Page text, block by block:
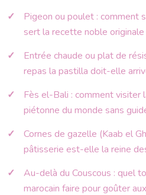
Pigeon ou poulet : comment
sert la recette noble originale
Entrée chaude ou plat de
repas la pastilla doit-elle
Fès el-Bali : comment visiter
piétonne du monde sans
Cornes de gazelle (Kaab el
pâtisserie est-elle la reine
Au-delà du Couscous : quel
marocain faire pour goûter